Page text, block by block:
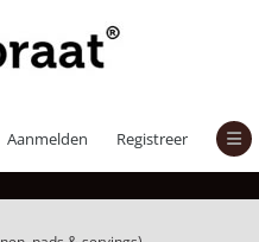
Aanmelden Registreer